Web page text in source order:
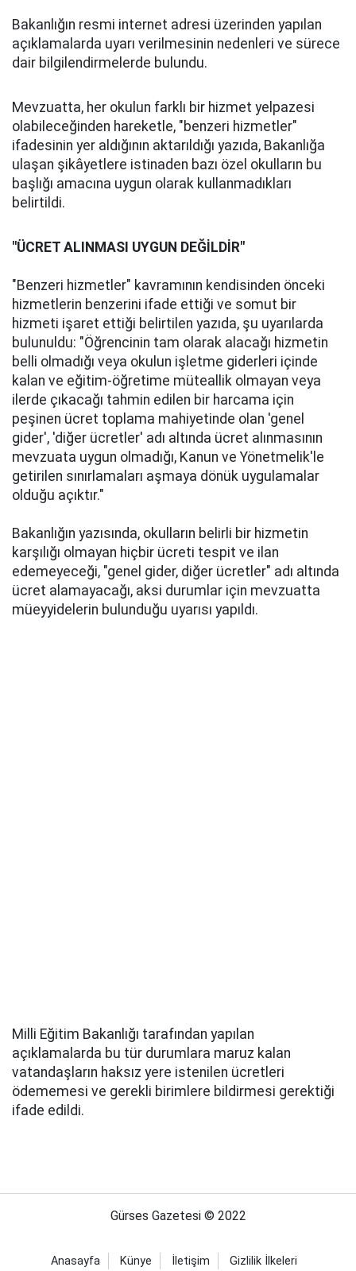
Bakanlığın resmi internet adresi üzerinden yapılan
açıklamalarda uyarı verilmesinin nedenleri ve sürece
dair bilgilendirmelerde bulundu.
Mevzuatta, her okulun farklı bir hizmet yelpazesi
olabileceğinden hareketle, "benzeri hizmetler"
ifadesinin yer aldığının aktarıldığı yazıda, Bakanlığa
ulaşan şikâyetlere istinaden bazı özel okulların bu
başlığı amacına uygun olarak kullanmadıkları
belirtildi.
"ÜCRET ALINMASI UYGUN DEĞİLDİR"
"Benzeri hizmetler" kavramının kendisinden önceki
hizmetlerin benzerini ifade ettiği ve somut bir
hizmeti işaret ettiği belirtilen yazıda, şu uyarılarda
bulunuldu: "Öğrencinin tam olarak alacağı hizmetin
belli olmadığı veya okulun işletme giderleri içinde
kalan ve eğitim-öğretime müteallik olmayan veya
ilerde çıkacağı tahmin edilen bir harcama için
peşinen ücret toplama mahiyetinde olan 'genel
gider', 'diğer ücretler' adı altında ücret alınmasının
mevzuata uygun olmadığı, Kanun ve Yönetmelik'le
getirilen sınırlamaları aşmaya dönük uygulamalar
olduğu açıktır."
Bakanlığın yazısında, okulların belirli bir hizmetin
karşılığı olmayan hiçbir ücreti tespit ve ilan
edemeyeceği, "genel gider, diğer ücretler" adı altında
ücret alamayacağı, aksi durumlar için mevzuatta
müeyyidelerin bulunduğu uyarısı yapıldı.
Milli Eğitim Bakanlığı tarafından yapılan
açıklamalarda bu tür durumlara maruz kalan
vatandaşların haksız yere istenilen ücretleri
ödememesi ve gerekli birimlere bildirmesi gerektiği
ifade edildi.
Gürses Gazetesi © 2022
Anasayfa Künye İletişim Gizlilik İlkeleri